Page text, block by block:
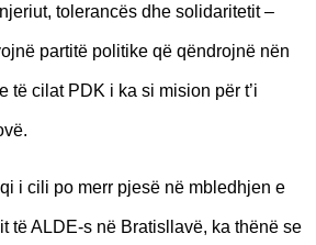
tolerancës dhe solidaritetit –
partitë politike që qëndrojnë nën
të cilat PDK i ka si mision për t’i
i cili po merr pjesë në mbledhjen e
të ALDE-s në Bratisllavë, ka thënë se